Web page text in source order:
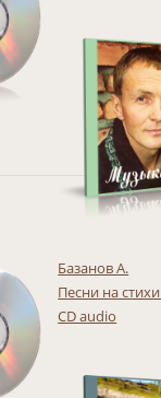
Базанов А.
Песни на
CD audio